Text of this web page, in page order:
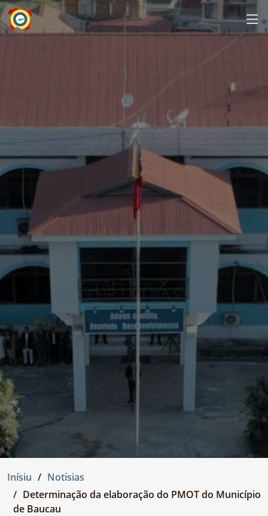
Inísiu
Notisias
Determinação da elaboração do PMOT do Município
de Baucau